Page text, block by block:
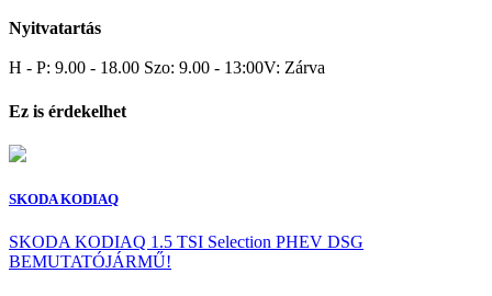
Nyitvatartás
H - P: 9.00 - 18.00 Szo: 9.00 - 13:00V: Zárva
Ez is érdekelhet
SKODA KODIAQ
SKODA KODIAQ 1.5 TSI Selection PHEV DSG
BEMUTATÓJÁRMŰ!